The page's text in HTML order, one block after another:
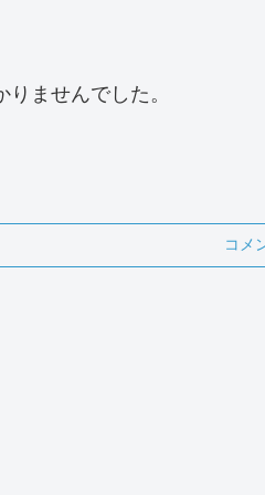
ませんでした。
コメ